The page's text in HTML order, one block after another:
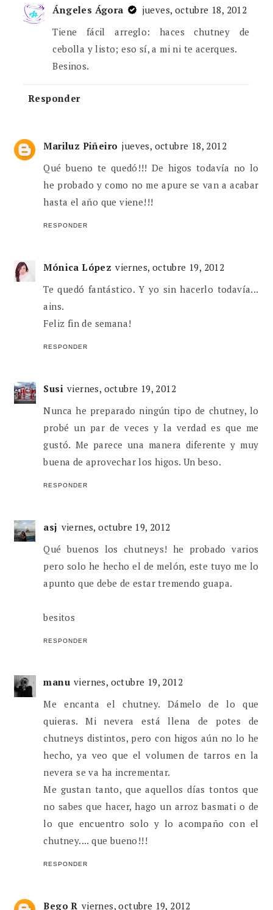
Ángeles Ágora
jueves, octubre 18, 2012
Tiene fácil arreglo: haces chutney de
cebolla y listo; eso sí, a mi ni te acerques.
Besinos.
Responder
Mariluz Piñeiro jueves, octubre 18, 2012
Qué bueno te quedó!!! De higos todavía no lo
he probado y como no me apure se van a acabar
hasta el año que viene!!!
RESPONDER
Mónica López viernes, octubre 19, 2012
Te quedó fantástico. Y yo sin hacerlo todavía...
ains.
Feliz fin de semana!
RESPONDER
Susi viernes, octubre 19, 2012
Nunca he preparado ningún tipo de chutney, lo
probé un par de veces y la verdad es que me
gustó. Me parece una manera diferente y muy
buena de aprovechar los higos. Un beso.
RESPONDER
asj viernes, octubre 19, 2012
Qué buenos los chutneys! he probado varios
pero solo he hecho el de melón, este tuyo me lo
apunto que debe de estar tremendo guapa.
besitos
RESPONDER
manu viernes, octubre 19, 2012
Me encanta el chutney. Dámelo de lo que
quieras. Mi nevera está llena de potes de
chutneys distintos, pero con higos aún no lo he
hecho, ya veo que el volumen de tarros en la
nevera se va ha incrementar.
Me gustan tanto, que aquellos días tontos que
no sabes que hacer, hago un arroz basmati o de
lo que encuentro solo y lo acompaño con el
chutney.... que bueno!!!
RESPONDER
Bego R viernes, octubre 19, 2012